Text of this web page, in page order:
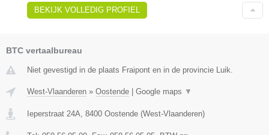
BEKIJK VOLLEDIG PROFIEL
BTC vertaalbureau
Niet gevestigd in de plaats Fraipont en in de provincie Luik.
West-Vlaanderen » Oostende | Google maps ▼
Ieperstraat 24A 8400 Oostende (West-Vlaanderen)